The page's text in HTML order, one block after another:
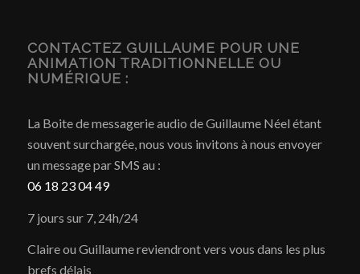
CONTACTEZ GUILLAUME POUR UNE
ANIMATION TRADITIONNELLE OU
NUMÉRIQUE :
La Boite de messagerie audio de Guillaume Néel étant
souvent surchargée, nous vous invitons à nous envoyer
un message par SMS au :
06 18 23 04 49
7 jours sur 7, 24h/24
Claire ou Guillaume reviendront vers vous dans les plus
brefs délais